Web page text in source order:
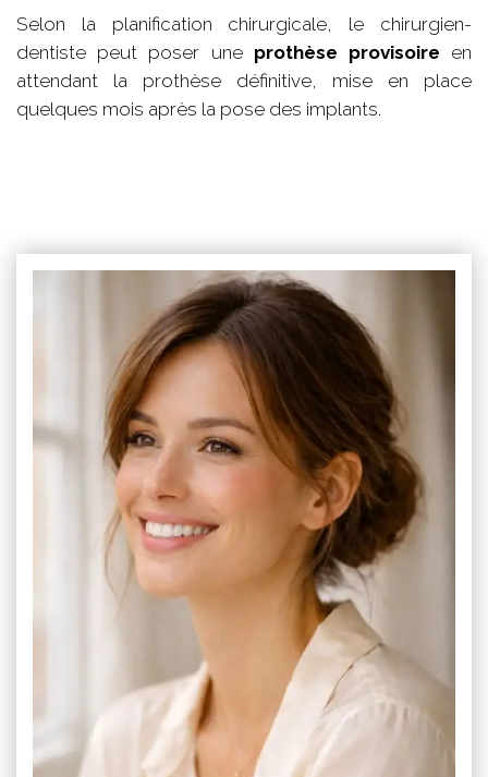
Selon la planification chirurgicale, le chirurgien-
dentiste peut poser une prothèse provisoire en
attendant la prothèse définitive, mise en place
quelques mois après la pose des implants.